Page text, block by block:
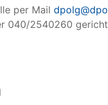
per Mail
040/2540260